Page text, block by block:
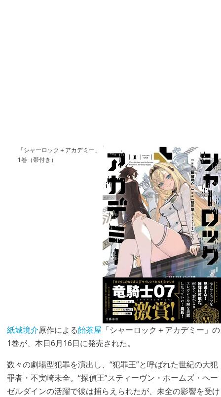
「シャーロック＋アカデミー」
1巻（帯付き）
紙城境介原作による飴茶屋 「シャーロック＋アカデミー」の
1巻が、本日6月16日に発売された。
数々の劇場型犯罪を演出し、“犯罪王”と呼ばれた世紀の大犯
罪者・不実崎未全。“探偵王”スティーヴン・ホームズ・ヘー
ゼルダインの活躍で彼は捕らえられたが、未全の影響を受け